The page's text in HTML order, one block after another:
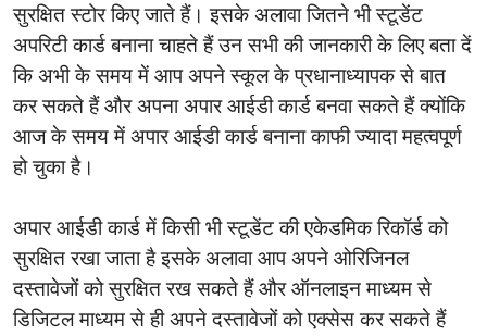
सुरक्षित स्टोर किए जाते हैं। इसके अलावा जितने भी स्टूडेंट
अपरिटी कार्ड बनाना चाहते हैं उन सभी की जानकारी के लिए बता दें
कि अभी के समय में आप अपने स्कूल के प्रधानाध्यापक से बात
कर सकते हैं और अपना अपार आईडी कार्ड बनवा सकते हैं क्योंकि
आज के समय में अपार आईडी कार्ड बनाना काफी ज्यादा महत्वपूर्ण
हो चुका है।
अपार आईडी कार्ड में किसी भी स्टूडेंट की एकेडमिक रिकॉर्ड को
सुरक्षित रखा जाता है इसके अलावा आप अपने ओरिजिनल
दस्तावेजों को सुरक्षित रख सकते हैं और ऑनलाइन माध्यम से
डिजिटल माध्यम से ही अपने दस्तावेजों को एक्सेस कर सकते हैं